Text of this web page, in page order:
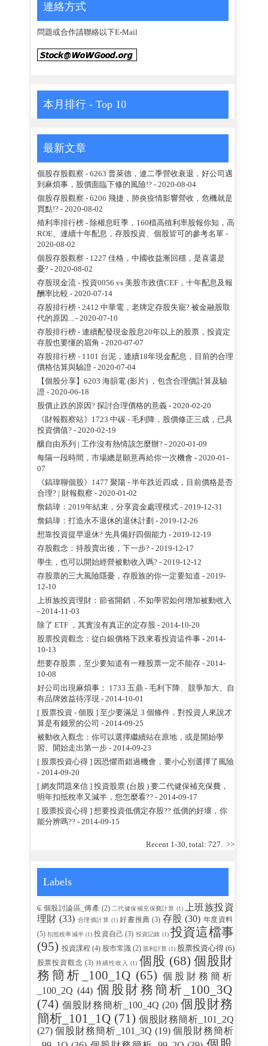
連絡方式
問題或合作請聯絡以下E-Mail
本月排行 - Top 10
最新文章
個股存股觀察 - 6263 普萊德，連二季營收衰退，好公司遇
到麻煩事，股價面臨下修的風險!?- 2020-08-04
個股存股觀察 - 6206 飛捷，肺炎疫情影響營收，危機就是
買點!? - 2020-08-02
殖利率排行榜 - 除權息旺季，160檔高殖利率股報你知，高
ROE、連續十年配息，存股投資、個股皆可的參考名單-
2020-08-02
個股存股觀察 - 1227 佳格，中國收益漸回穩，是喜還是
憂?- 2020-08-02
存股現金流 - 投資0056 vs 美股市政債CEF，十年配息及報
酬率比較 - 2020-07-14
存股排行榜 - 2412 中華電，老牌定存股失寵? 被金融股取
代的原因...- 2020-07-10
存股排行榜 - 連續配發現金股息20年以上的股票，投資定
存股也要懂的眉角 - 2020-07-07
存股排行榜 - 1101 台泥，連續18年現金配息，目前的合理
價格估算與驗證- 2020-07-04
【個股分享】6203 海韻電 (影片) ，包含合理價計算及驗
證- 2020-06-18
股價止跌的原因? 探討合理價格的意義- 2020-02-20
《財報觀察站》1723 中碳 - 毛利降，股價修正三成，已具
投資價值?- 2020-02-19
釀自由系列 | 工作沒有熱情該怎麼辦?- 2020-01-09
每隔一段時間，市場總是願意再給你一次機會 - 2020-01-
07
《鎬瑋聊個股》1477 聚陽 - 半年跌近四成，目前價格是否
合理? | 財報觀察 - 2020-01-02
詹鎬瑋：2019年結束，分享資金處理模式- 2019-12-31
詹鎬瑋：打造永不退休的退休計劃 - 2019-12-26
想靠投資提早退休? 先具備好四個能力 - 2019-12-19
存股觀念：持股賣出後，下一步?- 2019-12-17
學生，也可以開始經營被動收入嗎?- 2019-12-12
存股票的三大風險隱憂，存股族的你一定要知道 - 2019-
12-10
上班族投資理財：節省開銷，不如學習如何增加被動收入
- 2014-11-03
除了 ETF ，其實沒有真正的定存股- 2014-10-20
股票投資觀念：從白銀價格下跌來看投資這件事- 2014-
10-13
想要存股票，至少要知道有一種股票一定不能存 - 2014-
10-08
好公司出現麻煩事： 1733 五鼎 - 毛利下降、競爭加大、自
有品牌效益待浮現- 2014-10-01
[ 股票投資 - 個股 ] 至少要滿足 3 個條件，對投資人來說才
算是有錢景的公司 - 2014-09-25
被動收入觀念：你可以選擇繼續站在原地，或是開始學
習、開始走出第一步 - 2014-09-23
[ 股票投資心得 ] 因恐懼而錯過機會，要小心別選擇了風險
- 2014-09-20
[ 網友問題來信 ] 投資股票 (台股 ) 要二代健保補充保費，
明年扣抵稅率又減半，您怎麼看??- 2014-09-17
[ 股票投資心得 ] 想要投資低價定存股?? 低價的好壞，你
能分辨嗎??- 2014-09-15
Recent 1-30, total: 727. >>
Labels
₢ 個股討論區_傳產 (2) 二代健保補充保費計算 (1)
上班族投資
理財 (33) 合理價計算 (1) 好書推薦 (3) 存股 (30) 年度資料
(5) 扣抵稅率減半 (1) 投資自己 (3) 投資記錄 (1) 投資這檔事
(95) 投資課程 (4) 股市常識 (2) 股利計算 (1) 股票投資心得 (6)
股票投資觀念 (3) 持續性收入 (1) 個股 (68) 個股財
務簡析_100_1Q (65) 個股財務簡析
_100_2Q (44) 個股財務簡析_100_3Q
(74) 個股財務簡析_100_4Q (20) 個股財務
簡析_101_1Q (71) 個股財務簡析_101_2Q
(27) 個股財務簡析_101_3Q (19) 個股財務簡析